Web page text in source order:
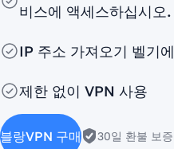
비스에 액세스하십시오.
IP 주소 가져오기 벨기에
제한 없이 VPN 사용
블랑VPN 구매 30일 환불 보증